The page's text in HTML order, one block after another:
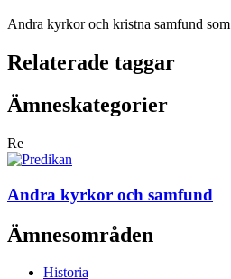
Andra kyrkor och kristna samfund
Relaterade taggar
Ämneskategorier
Re
Andra kyrkor och samfund
Ämnesområden
Historia